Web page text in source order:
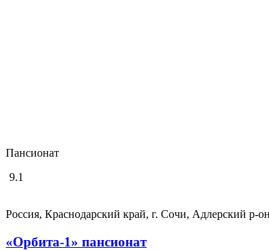
Пансионат
9.1
Россия, Краснодарский край, г. Сочи, Адлерский р-
«Орбита-1» пансионат